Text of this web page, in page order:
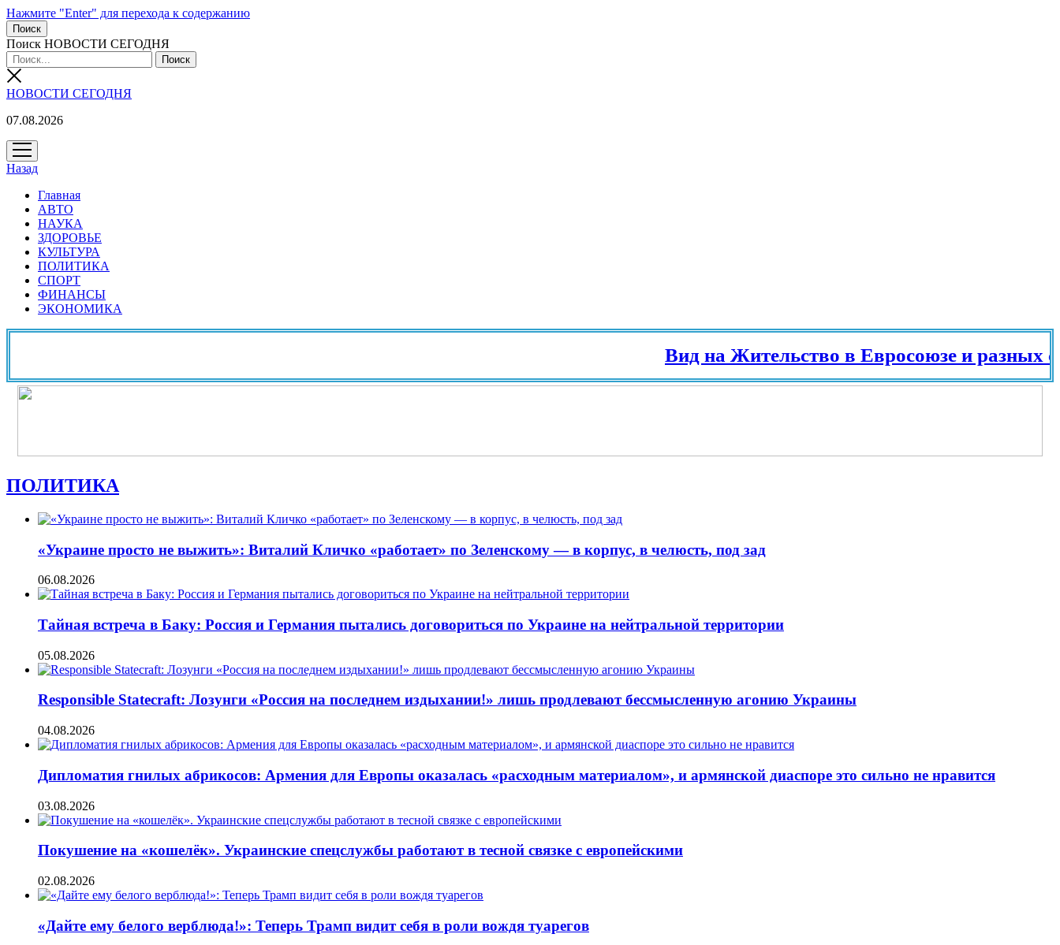
Нажмите "Enter" для перехода к содержанию
Поиск
Поиск НОВОСТИ СЕГОДНЯ
НОВОСТИ СЕГОДНЯ
07.08.2026
открыть
меню
Назад
Главная
АВТО
НАУКА
ЗДОРОВЬЕ
КУЛЬТУРА
ПОЛИТИКА
СПОРТ
ФИНАНСЫ
ЭКОНОМИКА
Вид на Жительство в Евросоюзе и разных странах
ПОЛИТИКА
«Украине просто не выжить»: Виталий Кличко «работает» по Зеленскому — в корпус, в челюсть, под зад
06.08.2026
Тайная встреча в Баку: Россия и Германия пытались договориться по Украине на нейтральной территории
05.08.2026
Responsible Statecraft: Лозунги «Россия на последнем издыхании!» лишь продлевают бессмысленную агонию Украины
04.08.2026
Дипломатия гнилых абрикосов: Армения для Европы оказалась «расходным материалом», и армянской диаспоре это сильно не нравится
03.08.2026
Покушение на «кошелёк». Украинские спецслужбы работают в тесной связке с европейскими
02.08.2026
«Дайте ему белого верблюда!»: Теперь Трамп видит себя в роли вождя туарегов